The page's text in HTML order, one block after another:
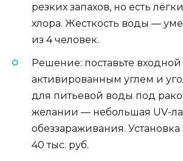
резких запахов, но есть
хлора. Жесткость воды —
из 4 человек.
Решение: поставьте
активированным углем и
для питьевой воды под
желании — небольшая UV-
обеззараживания. Установка
40 тыс. руб.